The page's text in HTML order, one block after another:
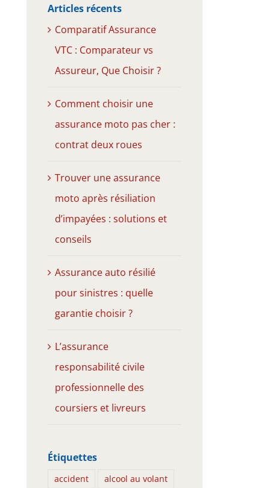
Articles récents
Comparatif Assurance
VTC : Comparateur vs
Assureur, Que Choisir ?
Comment choisir une
assurance moto pas cher :
contrat deux roues
Trouver une assurance
moto après résiliation
d’impayées : solutions et
conseils
Assurance auto résilié
pour sinistres : quelle
garantie choisir ?
L’assurance
responsabilité civile
professionnelle des
coursiers et livreurs
Étiquettes
accident
alcool au volant